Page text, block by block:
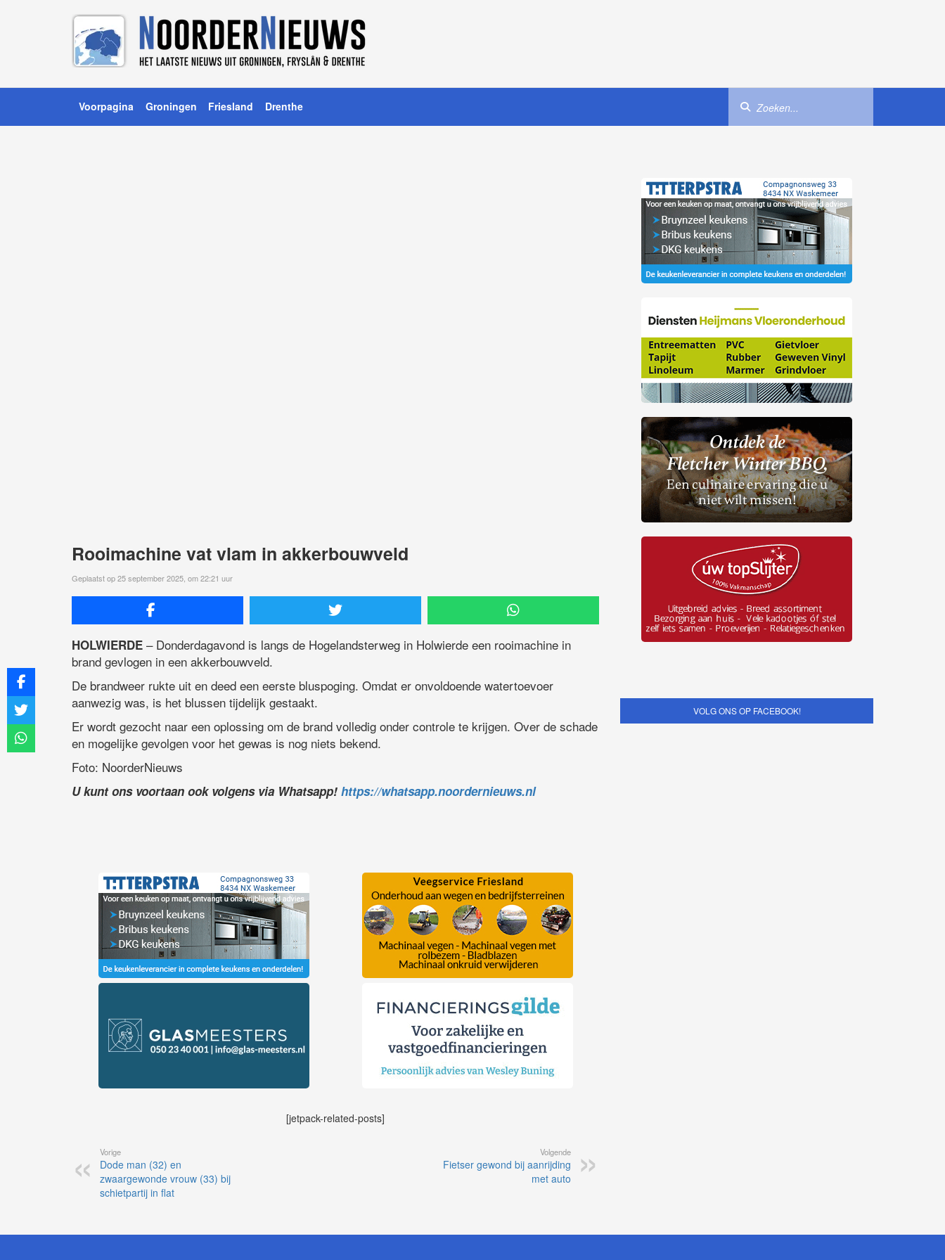
Voorpagina Groningen Friesland Drenthe
Rooimachine vat vlam in akkerbouwveld
Geplaatst op 25 september 2025, om 22:21 uur
HOLWIERDE – Donderdagavond is langs de Hogelandsterweg in Holwierde een rooimachine in
brand gevlogen in een akkerbouwveld.
De brandweer rukte uit en deed een eerste bluspoging. Omdat er onvoldoende watertoevoer
aanwezig was, is het blussen tijdelijk gestaakt.
Er wordt gezocht naar een oplossing om de brand volledig onder controle te krijgen. Over de schade
en mogelijke gevolgen voor het gewas is nog niets bekend.
Foto: NoorderNieuws
U kunt ons voortaan ook volgens via Whatsapp! https://whatsapp.noordernieuws.nl
[jetpack-related-posts]
Vorige
Dode man (32) en
zwaargewonde vrouw (33) bij
schietpartij in flat
Volgende
Fietser gewond bij aanrijding
met auto
VOLG ONS OP FACEBOOK!